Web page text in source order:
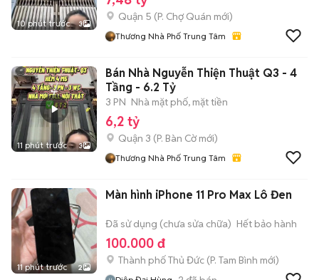
10 phút trước 3
Quận 5 (P. Chợ Quán mới)
Thương Nhà Phố Trung Tâm
11 phút trước 3
Bán Nhà Nguyễn Thiện Thuật Q3 - 4
Tầng - 6.2 Tỷ
3 PN Nhà mặt phố, mặt tiền
6,2 tỷ
Quận 3 (P. Bàn Cờmới)
Thương Nhà Phố Trung Tâm
11 phút trước 2
Màn hình iPhone 11 Pro Max Lô Đen
Đã sử dụng (chưa sửa chữa) Hết bảo hành
100.000 đ
Thành phố Thủ Đức (P. Tam Bình mới)